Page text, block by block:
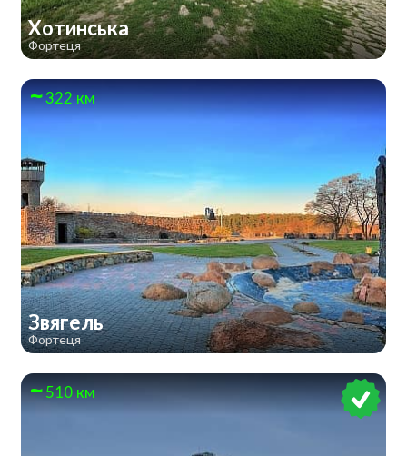
Хотинська
Фортеця
322 км
Звягель
Фортеця
510 км